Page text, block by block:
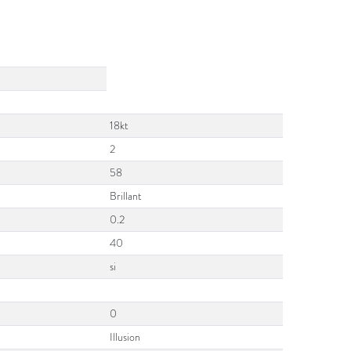
18kt
2
58
Brillant
0.2
40
si
0
Illusion